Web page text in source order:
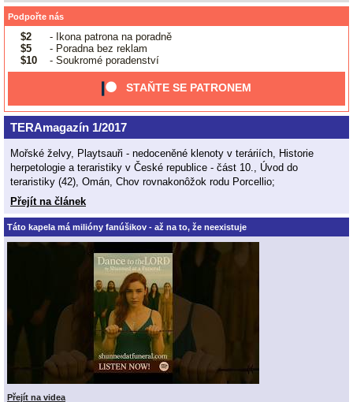
Podpořte nás
$2
- Ikona patrona na poradně
$5
- Poradna bez reklam
$10
- Soukromé poradenství
STAŇTE SE PATRONEM
TERAmagazín 1/2017
Mořské želvy, Playtsauři - nedoceněné klenoty v teráriích, Historie
herpetologie a teraristiky v České republice - část 10., Úvod do
teraristiky (42), Omán, Chov rovnakonôžok rodu Porcellio;
Přejít na článek
Táto kapela má milióny fanúšikov - až na to, že neexistuje
Přejít na videa